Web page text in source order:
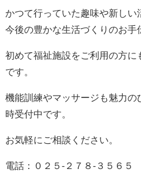
かつて行っていた趣味や新しい
今後の豊かな生活づくりのお手
初めて福祉施設をご利用の方に
です。
機能訓練やマッサージも魅力
時受付中です。
お気軽にご相談ください。
電話：０２５-２７８-３５６